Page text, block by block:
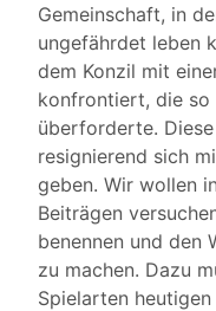
Gemeinschaft, in
ungefährdet leben
dem Konzil mit
konfrontiert, die so
überforderte.
resignierend sich
geben. Wir wollen
Beiträgen
benennen und den
zu machen. Dazu
Spielarten